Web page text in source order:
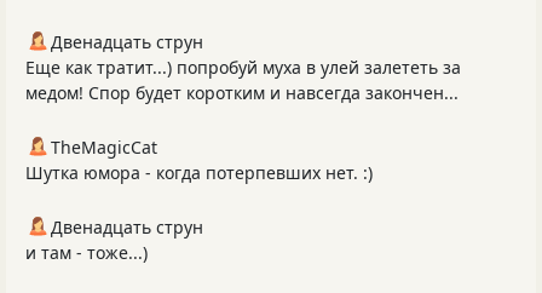
Двенадцать струн
Еще как тратит...) попробуй муха в улей залететь за
медом! Спор будет коротким и навсегда закончен...
TheMagicCat
Шутка юмора - когда потерпевших нет. :)
Двенадцать струн
и там - тоже...)